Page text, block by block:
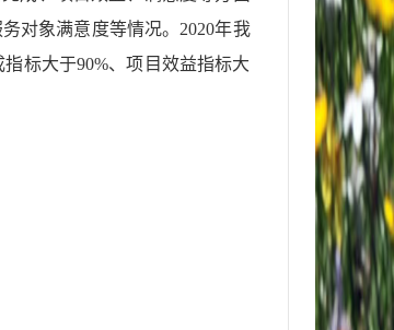
对象满意度等情况。 2020年我
标大于90%、项目效益指标大